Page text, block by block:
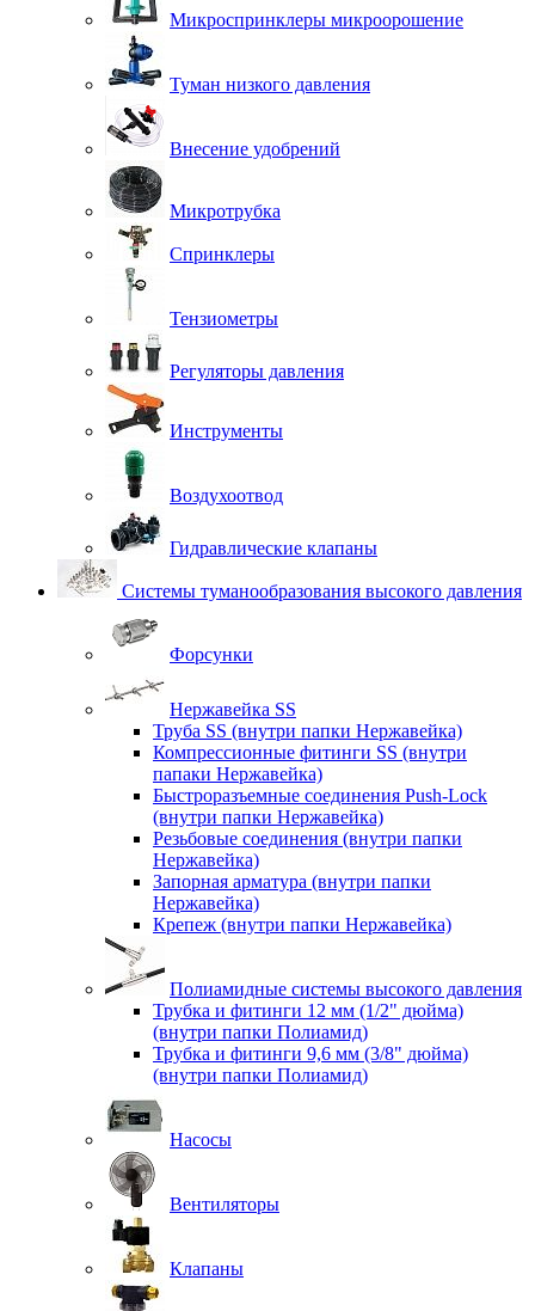
Микроспринклеры микроорошение
Туман низкого давления
Внесение удобрений
Микротрубка
Спринклеры
Тензиометры
Регуляторы давления
Инструменты
Воздухоотвод
Гидравлические клапаны
Системы туманообразования высокого давления
Форсунки
Нержавейка SS
Труба SS (внутри папки Нержавейка)
Компрессионные фитинги SS (внутри
папаки Нержавейка)
Быстроразъемные соединения Push-Lock
(внутри папки Нержавейка)
Резьбовые соединения (внутри папки
Нержавейка)
Запорная арматура (внутри папки
Нержавейка)
Крепеж (внутри папки Нержавейка)
Полиамидные системы высокого давления
Трубка и фитинги 12 мм (1/2" дюйма)
(внутри папки Полиамид)
Трубка и фитинги 9,6 мм (3/8" дюйма)
(внутри папки Полиамид)
Насосы
Вентиляторы
Клапаны